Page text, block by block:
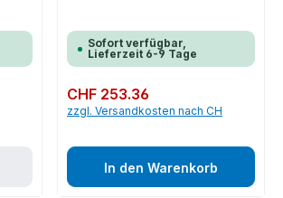
Sofort verfügbar,
Lieferzeit 6-9 Tage
Regulärer Preis:
CHF 253.36
zzgl. Versandkosten nach CH
In den Warenkorb